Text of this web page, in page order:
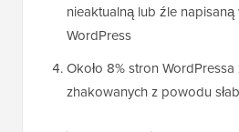
nieaktualną lub źle
WordPress
Około 8% stron WordPressa
zhakowanych z powodu